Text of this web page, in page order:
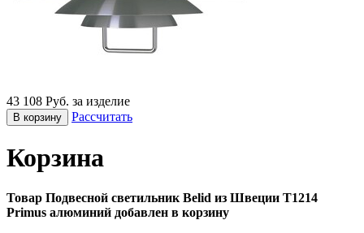
43 108 Руб. за изделие
В корзину Рассчитать
Корзина
Товар Подвесной светильник Belid из Швеции T1214
Primus алюминий добавлен в корзину